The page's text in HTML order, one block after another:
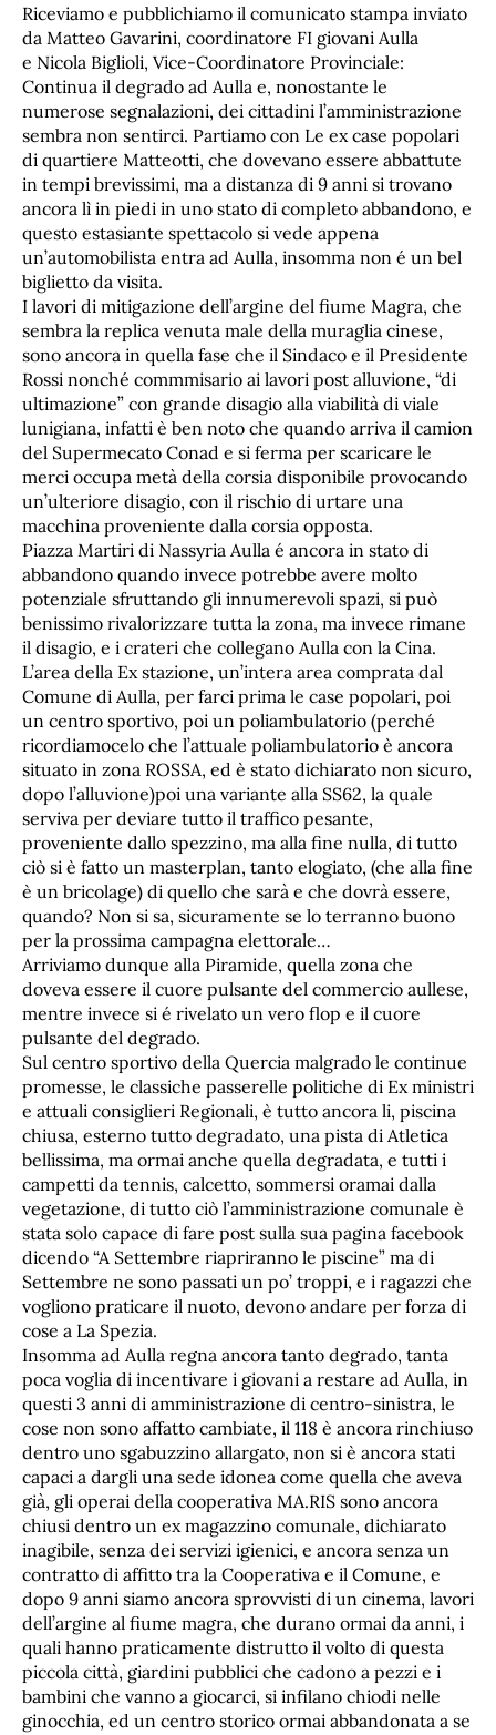
Riceviamo e pubblichiamo il comunicato stampa inviato
da Matteo Gavarini, coordinatore FI giovani Aulla
e Nicola Biglioli, Vice-Coordinatore Provinciale:
Continua il degrado ad Aulla e, nonostante le
numerose segnalazioni, dei cittadini l’amministrazione
sembra non sentirci. Partiamo con Le ex case popolari
di quartiere Matteotti, che dovevano essere abbattute
in tempi brevissimi, ma a distanza di 9 anni si trovano
ancora lì in piedi in uno stato di completo abbandono, e
questo estasiante spettacolo si vede appena
un’automobilista entra ad Aulla, insomma non é un bel
biglietto da visita.
I lavori di mitigazione dell’argine del fiume Magra, che
sembra la replica venuta male della muraglia cinese,
sono ancora in quella fase che il Sindaco e il Presidente
Rossi nonché commmisario ai lavori post alluvione, “di
ultimazione” con grande disagio alla viabilità di viale
lunigiana, infatti è ben noto che quando arriva il camion
del Supermecato Conad e si ferma per scaricare le
merci occupa metà della corsia disponibile provocando
un’ulteriore disagio, con il rischio di urtare una
macchina proveniente dalla corsia opposta.
Piazza Martiri di Nassyria Aulla é ancora in stato di
abbandono quando invece potrebbe avere molto
potenziale sfruttando gli innumerevoli spazi, si può
benissimo rivalorizzare tutta la zona, ma invece rimane
il disagio, e i crateri che collegano Aulla con la Cina.
L’area della Ex stazione, un’intera area comprata dal
Comune di Aulla, per farci prima le case popolari, poi
un centro sportivo, poi un poliambulatorio (perché
ricordiamocelo che l’attuale poliambulatorio è ancora
situato in zona ROSSA, ed è stato dichiarato non sicuro,
dopo l’alluvione)poi una variante alla SS62, la quale
serviva per deviare tutto il traffico pesante,
proveniente dallo spezzino, ma alla fine nulla, di tutto
ciò si è fatto un masterplan, tanto elogiato, (che alla fine
è un bricolage) di quello che sarà e che dovrà essere,
quando? Non si sa, sicuramente se lo terranno buono
per la prossima campagna elettorale…
Arriviamo dunque alla Piramide, quella zona che
doveva essere il cuore pulsante del commercio aullese,
mentre invece si é rivelato un vero flop e il cuore
pulsante del degrado.
Sul centro sportivo della Quercia malgrado le continue
promesse, le classiche passerelle politiche di Ex ministri
e attuali consiglieri Regionali, è tutto ancora li, piscina
chiusa, esterno tutto degradato, una pista di Atletica
bellissima, ma ormai anche quella degradata, e tutti i
campetti da tennis, calcetto, sommersi oramai dalla
vegetazione, di tutto ciò l’amministrazione comunale è
stata solo capace di fare post sulla sua pagina facebook
dicendo “A Settembre riapriranno le piscine” ma di
Settembre ne sono passati un po’ troppi, e i ragazzi che
vogliono praticare il nuoto, devono andare per forza di
cose a La Spezia.
Insomma ad Aulla regna ancora tanto degrado, tanta
poca voglia di incentivare i giovani a restare ad Aulla, in
questi 3 anni di amministrazione di centro-sinistra, le
cose non sono affatto cambiate, il 118 è ancora rinchiuso
dentro uno sgabuzzino allargato, non si è ancora stati
capaci a dargli una sede idonea come quella che aveva
già, gli operai della cooperativa MA.RIS sono ancora
chiusi dentro un ex magazzino comunale, dichiarato
inagibile, senza dei servizi igienici, e ancora senza un
contratto di affitto tra la Cooperativa e il Comune, e
dopo 9 anni siamo ancora sprovvisti di un cinema, lavori
dell’argine al fiume magra, che durano ormai da anni, i
quali hanno praticamente distrutto il volto di questa
piccola città, giardini pubblici che cadono a pezzi e i
bambini che vanno a giocarci, si infilano chiodi nelle
ginocchia, ed un centro storico ormai abbandonata a se